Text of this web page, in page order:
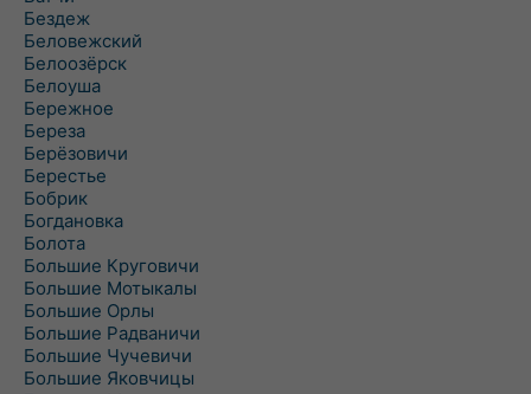
Бездеж
Беловежский
Белоозёрск
Белоуша
Бережное
Береза
Берёзовичи
Берестье
Бобрик
Богдановка
Болота
Большие Круговичи
Большие Мотыкалы
Большие Орлы
Большие Радваничи
Большие Чучевичи
Большие Яковчицы